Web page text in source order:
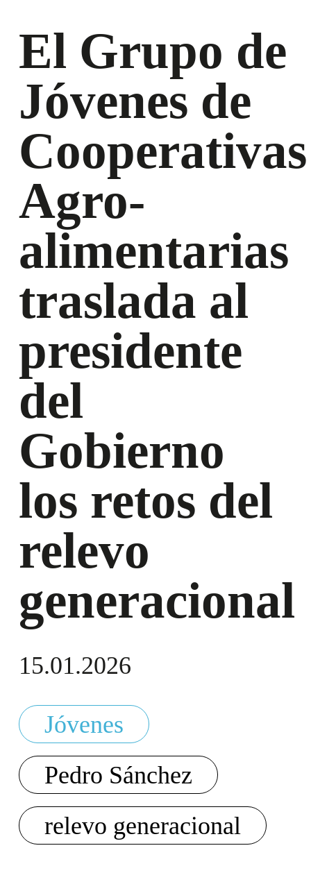
El Grupo de
Jóvenes de
Cooperativas
Agro-
alimentarias
traslada al
presidente
del
Gobierno
los retos del
relevo
generacional
15.01.2026
Jóvenes
Pedro Sánchez
relevo generacional